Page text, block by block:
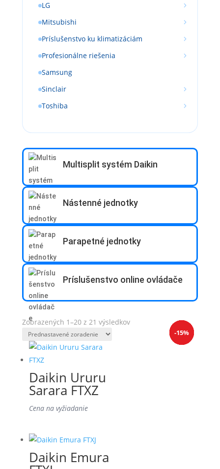
LG
Mitsubishi
Príslušenstvo ku klimatizáciám
Profesionálne riešenia
Samsung
Sinclair
Toshiba
Multisplit systém Daikin
Nástenné jednotky
Parapetné jednotky
Príslušenstvo online ovládače
Zobrazených 1–20 z 21 výsledkov
Daikin Ururu
Sarara FTXZ
Cena na vyžiadanie
Daikin Emura
-10%
-15%
-15%
-15%
-15%
-15%